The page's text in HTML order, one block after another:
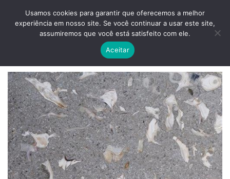
0
Usamos cookies para garantir que oferecemos a melhor
experiência em nosso site. Se você continuar a usar este site,
assumiremos que você está satisfeito com ele.
Aceitar